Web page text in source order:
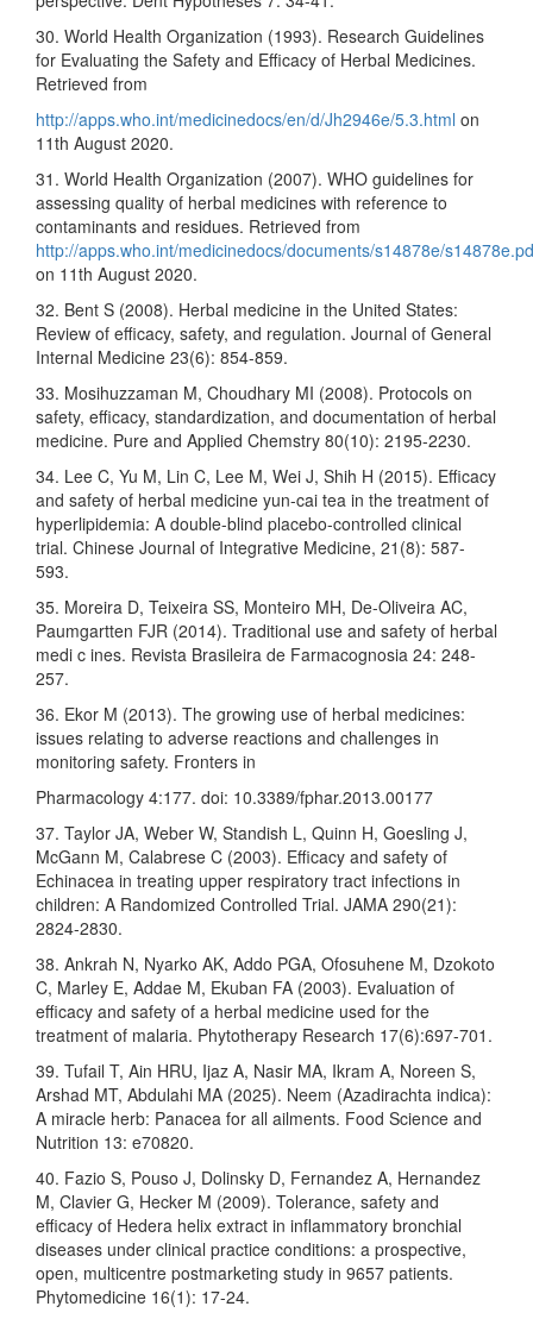
30. World Health Organization (1993). Research Guidelines
for Evaluating the Safety and Efficacy of Herbal Medicines.
Retrieved from
http://apps.who.int/medicinedocs/en/d/Jh2946e/5.3.html on
11th August 2020.
31. World Health Organization (2007). WHO guidelines for
assessing quality of herbal medicines with reference to
contaminants and residues. Retrieved from
http://apps.who.int/medicinedocs/documents/s14878e/
on 11th August 2020.
32. Bent S (2008). Herbal medicine in the United States:
Review of efficacy, safety, and regulation. Journal of General
Internal Medicine 23(6): 854-859.
33. Mosihuzzaman M, Choudhary MI (2008). Protocols on
safety, efficacy, standardization, and documentation of herbal
medicine. Pure and Applied Chemstry 80(10): 2195-2230.
34. Lee C, Yu M, Lin C, Lee M, Wei J, Shih H (2015). Efficacy
and safety of herbal medicine yun-cai tea in the treatment of
hyperlipidemia: A double-blind placebo-controlled clinical
trial. Chinese Journal of Integrative Medicine, 21(8): 587-
593.
35. Moreira D, Teixeira SS, Monteiro MH, De-Oliveira AC,
Paumgartten FJR (2014). Traditional use and safety of herbal
medi c ines. Revista Brasileira de Farmacognosia 24: 248-
257.
36. Ekor M (2013). The growing use of herbal medicines:
issues relating to adverse reactions and challenges in
monitoring safety. Fronters in
Pharmacology 4:177. doi: 10.3389/fphar.2013.00177
37. Taylor JA, Weber W, Standish L, Quinn H, Goesling J,
McGann M, Calabrese C (2003). Efficacy and safety of
Echinacea in treating upper respiratory tract infections in
children: A Randomized Controlled Trial. JAMA 290(21):
2824-2830.
38. Ankrah N, Nyarko AK, Addo PGA, Ofosuhene M, Dzokoto
C, Marley E, Addae M, Ekuban FA (2003). Evaluation of
efficacy and safety of a herbal medicine used for the
treatment of malaria. Phytotherapy Research 17(6):697-701.
39. Tufail T, Ain HRU, Ijaz A, Nasir MA, Ikram A, Noreen S,
Arshad MT, Abdulahi MA (2025). Neem (Azadirachta indica):
A miracle herb: Panacea for all ailments. Food Science and
Nutrition 13: e70820.
40. Fazio S, Pouso J, Dolinsky D, Fernandez A, Hernandez
M, Clavier G, Hecker M (2009). Tolerance, safety and
efficacy of Hedera helix extract in inflammatory bronchial
diseases under clinical practice conditions: a prospective,
open, multicentre postmarketing study in 9657 patients.
Phytomedicine 16(1): 17-24.